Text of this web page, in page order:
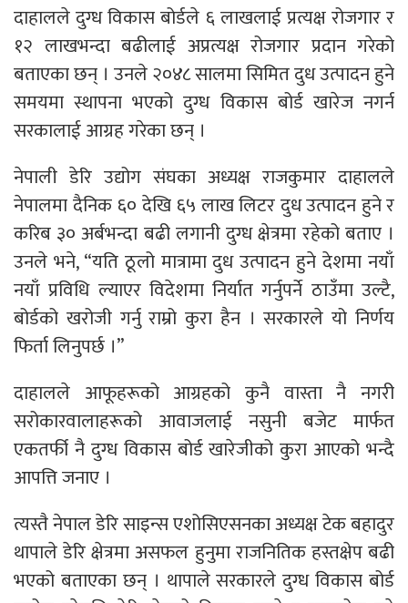
दाहालले दुग्ध विकास बोर्डले ६ लाखलाई प्रत्यक्ष रोजगार र
१२ लाखभन्दा बढीलाई अप्रत्यक्ष रोजगार प्रदान गरेको
बताएका छन् । उनले २०४८ सालमा सिमित दुध उत्पादन हुने
समयमा स्थापना भएको दुग्ध विकास बोर्ड खारेज नगर्न
सरकालाई आग्रह गरेका छन् ।
नेपाली डेरि उद्योग संघका अध्यक्ष राजकुमार दाहालले
नेपालमा दैनिक ६० देखि ६५ लाख लिटर दुध उत्पादन हुने र
करिब ३० अर्बभन्दा बढी लगानी दुग्ध क्षेत्रमा रहेको बताए ।
उनले भने, “यति ठूलो मात्रामा दुध उत्पादन हुने देशमा नयाँ
नयाँ प्रविधि ल्याएर विदेशमा निर्यात गर्नुपर्ने ठाउँमा उल्टै,
बोर्डको खरोजी गर्नु राम्रो कुरा हैन । सरकारले यो निर्णय
फिर्ता लिनुपर्छ ।’’
दाहालले आफूहरूको आग्रहको कुनै वास्ता नै नगरी
सरोकारवालाहरूको आवाजलाई नसुनी बजेट मार्फत
एकतर्फी नै दुग्ध विकास बोर्ड खारेजीको कुरा आएको भन्दै
आपत्ति जनाए ।
त्यस्तै नेपाल डेरि साइन्स एशोसिएसनका अध्यक्ष टेक बहादुर
थापाले डेरि क्षेत्रमा असफल हुनुमा राजनितिक हस्तक्षेप बढी
भएको बताएका छन् । थापाले सरकारले दुग्ध विकास बोर्ड